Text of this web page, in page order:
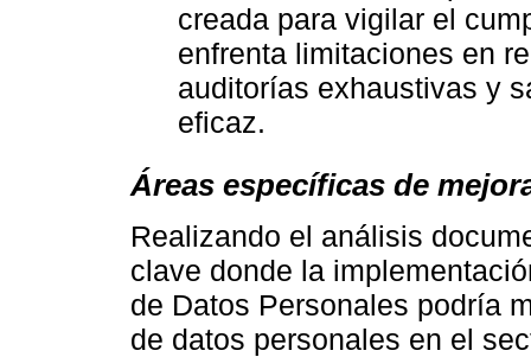
creada para vigilar el
enfrenta limitaciones en
auditorías exhaustivas y
eficaz.
Áreas específicas de
Realizando el análisis
clave donde la
de Datos Personales podría
de datos personales en el